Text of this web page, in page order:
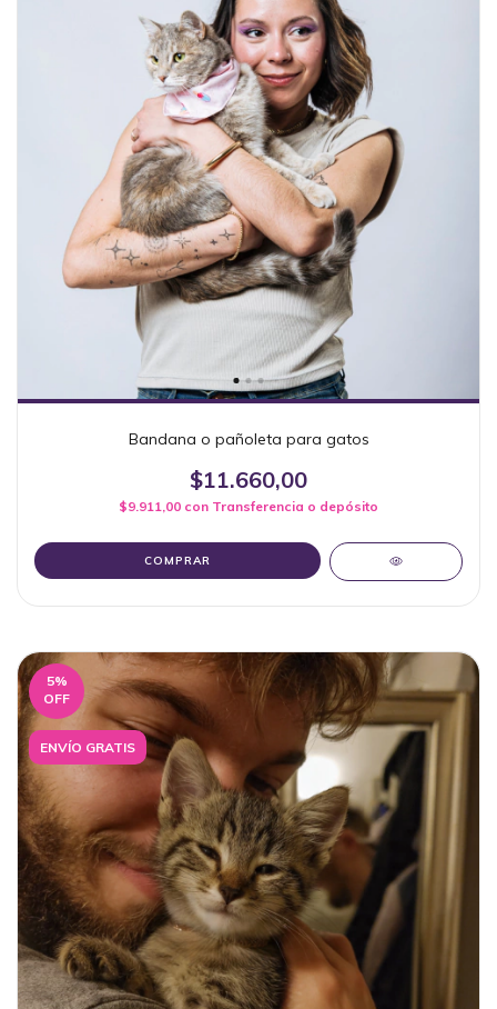
Bandana o pañoleta para gatos
$11.660,00
$9.911,00 con Transferencia o depósito
COMPRAR
5%
OFF
ENVÍO GRATIS